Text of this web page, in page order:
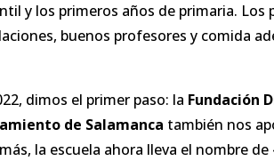
y los primeros años de primaria.
buenos profesores y comida
dimos el primer paso: la Fundación
de Salamanca también nos
la escuela ahora lleva el nombre de